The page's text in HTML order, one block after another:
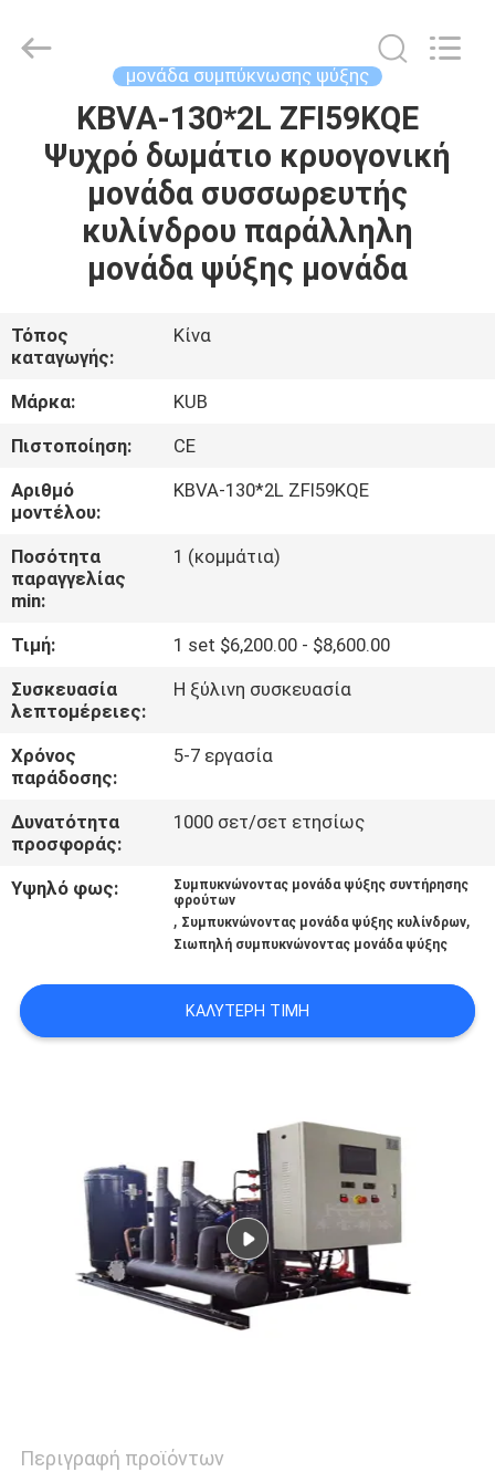
ΠΡΟΪΌΝΤΑ
ΕΜΦΆΝΙΣΗ
ΠΕΡΊΠΟΥ
ΕΜΕΊΣ
ΓΎΡΟΣ
ΕΡΓΟΣΤΑΣΊΩΝ
ΠΟΙΟΤΙΚΌΣ
ΜΑΣ
ΕΛΆΤΕ
ΣΕ
ΕΠΑΦΉ
ΜΕ
ΑΠΌΣΠΑΣΜΑ
ΑΠΟΡΡΉΤΟΥ
μονάδα συμπύκνωσης ψύξης
KBVA-130*2L ZFI59KQE
Ψυχρό δωμάτιο κρυογονική
μονάδα συσσωρευτής
κυλίνδρου παράλληλη
μονάδα ψύξης μονάδα
Τόπος
καταγωγής:
Κίνα
Μάρκα:
KUB
Πιστοποίηση:
CE
Αριθμό
μοντέλου:
KBVA-130*2L ZFI59KQE
Ποσότητα
παραγγελίας
min:
1 (κομμάτια)
Τιμή:
1 set $6,200.00 - $8,600.00
Συσκευασία
λεπτομέρειες:
Η ξύλινη συσκευασία
Χρόνος
παράδοσης:
5-7 εργασία
Δυνατότητα
προσφοράς:
1000 σετ/σετ ετησίως
Υψηλό φως:
Συμπυκνώνοντας μονάδα ψύξης συντήρησης
φρούτων
, Συμπυκνώνοντας μονάδα ψύξης κυλίνδρων,
Σιωπηλή συμπυκνώνοντας μονάδα ψύξης
ΚΑΛΎΤΕΡΗ ΤΙΜΉ
Περιγραφή προϊόντων